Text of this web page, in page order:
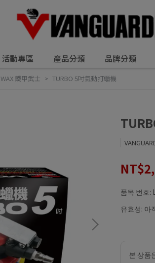
活動專區 產品分類 品牌分類
鐵甲武士 TURBO 5吋氣動打蠟機
품목 번호:
유효성: 아
본 상품